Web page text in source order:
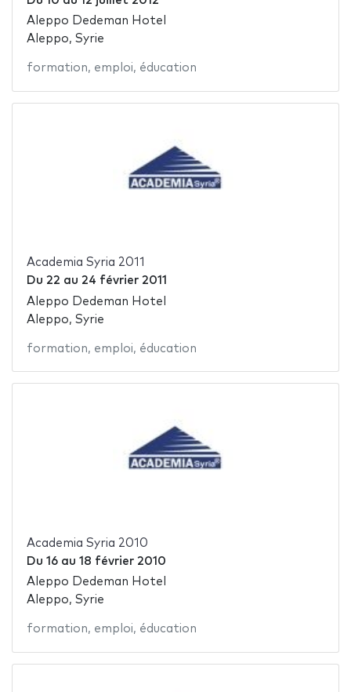
Aleppo Dedeman Hotel
Aleppo, Syrie
formation, emploi, éducation
Academia Syria 2011
Du 22 au 24 février 2011
Aleppo Dedeman Hotel
Aleppo, Syrie
formation, emploi, éducation
Academia Syria 2010
Du 16au 18 février 2010
Aleppo Dedeman Hotel
Aleppo, Syrie
formation, emploi, éducation